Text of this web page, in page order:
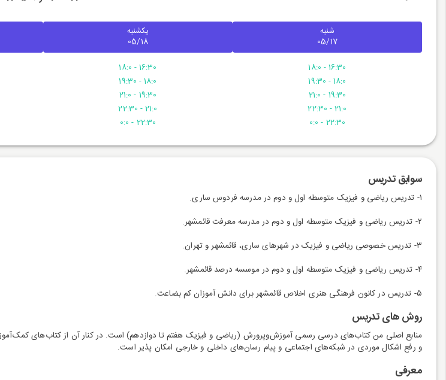
شنبه
05/17
16:30 - 18:0
18:0 - 19:30
19:30 - 21:0
21:0 - 22:30
22:30 - 0:0
یکشنبه
05/18
16:30 - 18:0
18:0 - 19:30
19:30 - 21:0
21:0 - 22:30
22:30 - 0:0
سوابق تدریس
۱- تدریس ریاضی و فیزیک متوسطه اول و دوم در مدرسه فردوس ساری.
۲- تدریس ریاضی و فیزیک متوسطه اول و دوم در مدرسه معرفت قائمشهر.
۳- تدریس خصوصی ریاضی و فیزیک در شهرهای ساری، قائمشهر و تهران.
۴- تدریس ریاضی و فیزیک متوسطه اول و دوم در موسسه درصد قائمشهر.
۵- تدریس در کانون فرهنگی هنری اخلاص قائمشهر برای دانش آموزان کم بضاعت.
روش های تدریس
منابع اصلی من کتاب‌های درسی رسمی آموزش‌وپرورش (ریاضی و فیزیک هفتم تا دوازدهم) است. در کنار آن از کتاب‌های
و رفع اشکال موردی در شبکه‌های اجتماعی و پیام رسان‌های داخلی و خارجی امکان پذیر است.
معرفی